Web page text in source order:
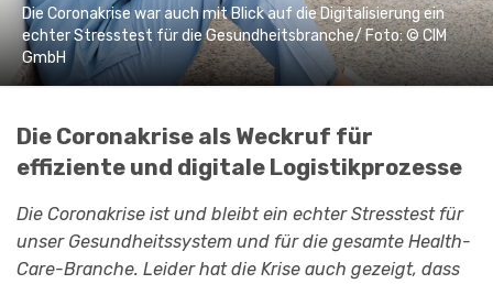
Die Coronakrise war auch mit Blick auf die Digitalisierung ein
echter Stresstest für die Gesundheitsbranche/ Foto: © CIM
GmbH
Die Coronakrise als Weckruf für
effiziente und digitale Logistikprozesse
Die Coronakrise ist und bleibt ein echter Stresstest für
unser Gesundheitssystem und für die gesamte Health-
Care-Branche. Leider hat die Krise auch gezeigt, dass